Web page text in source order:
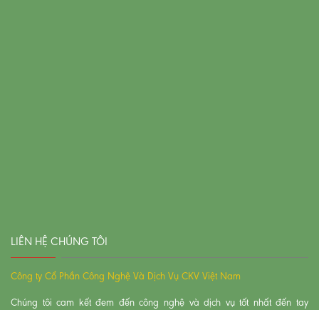
LIÊN HỆ CHÚNG TÔI
Công ty Cổ Phần Công Nghệ Và Dịch Vụ CKV Việt Nam
Chúng tôi cam kết đem đến công nghệ và dịch vụ tốt nhất đến tay